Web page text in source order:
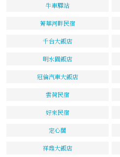
牛車驛站
菁華河畔民宿
千台大飯店
明水園飯店
冠倫汽車大飯店
雲荷民宿
好來民宿
定心閣
祥鼎大飯店